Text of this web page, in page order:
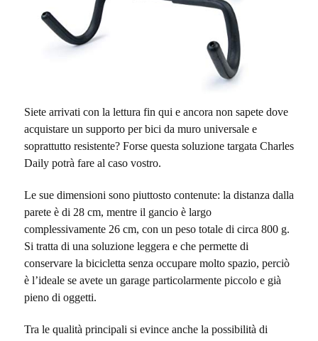
Siete arrivati con la lettura fin qui e ancora non sapete dove
acquistare un supporto per bici da muro universale e
soprattutto resistente? Forse questa soluzione targata Charles
Daily potrà fare al caso vostro.
Le sue dimensioni sono piuttosto contenute: la distanza dalla
parete è di 28 cm, mentre il gancio è largo
complessivamente 26 cm, con un peso totale di circa 800 g.
Si tratta di una soluzione leggera e che permette di
conservare la bicicletta senza occupare molto spazio, perciò
è l’ideale se avete un garage particolarmente piccolo e già
pieno di oggetti.
Tra le qualità principali si evince anche la possibilità di